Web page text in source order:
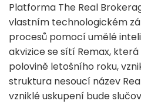
Platforma The Real
vlastním technologickém
procesů pomocí umělé
akvizice se sítí Remax,
polovině letošního roku,
struktura nesoucí název
vzniklé uskupení bude